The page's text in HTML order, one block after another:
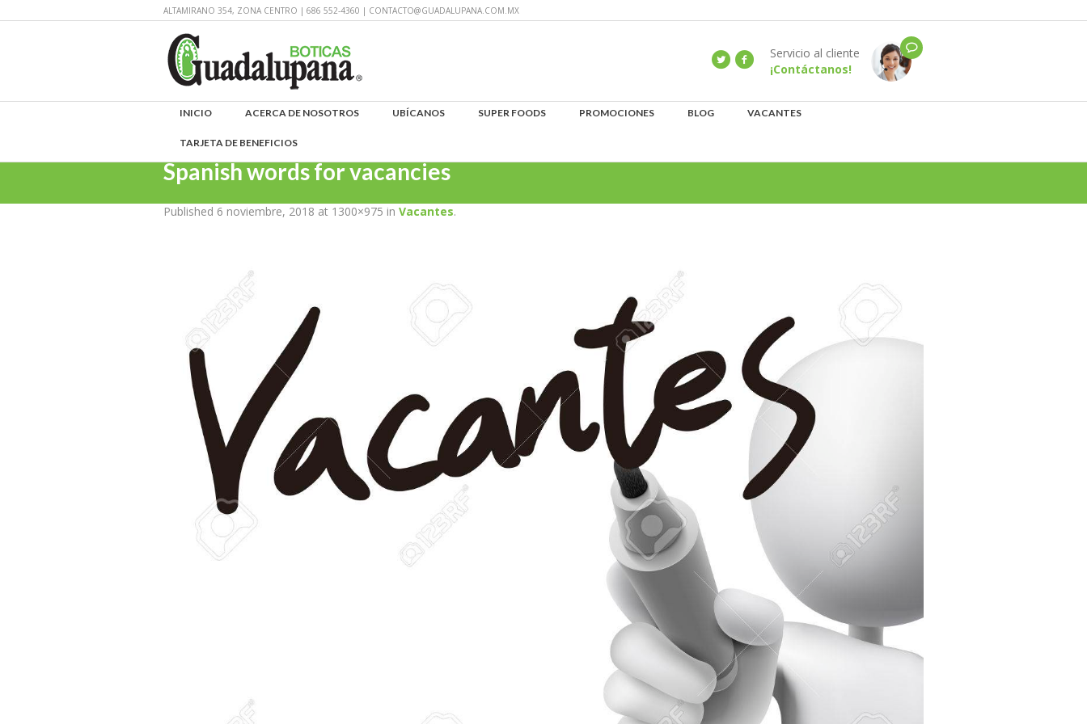
ALTAMIRANO 354, ZONA CENTRO | 686 552-4360 | CONTACTO@GUADALUPANA.COM.MX
Servicio al cliente
¡Contáctanos!
INICIO ACERCA DE NOSOTROS UBÍCANOS SUPER FOODS PROMOCIONES BLOG VACANTES
TARJETA DE BENEFICIOS
Spanish words for vacancies
Published 6 noviembre, 2018 at 1300×975 in Vacantes.